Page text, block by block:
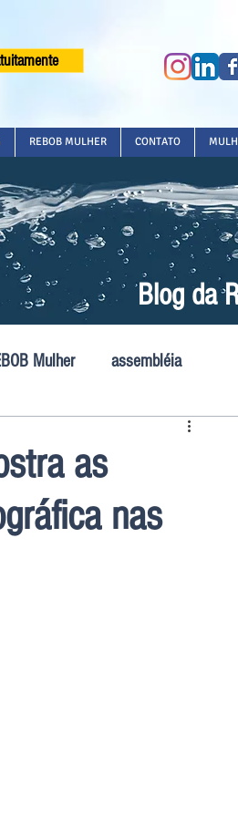
REBOB MULHER CONTATO
Blog da
Mulher assembléia
as
nas